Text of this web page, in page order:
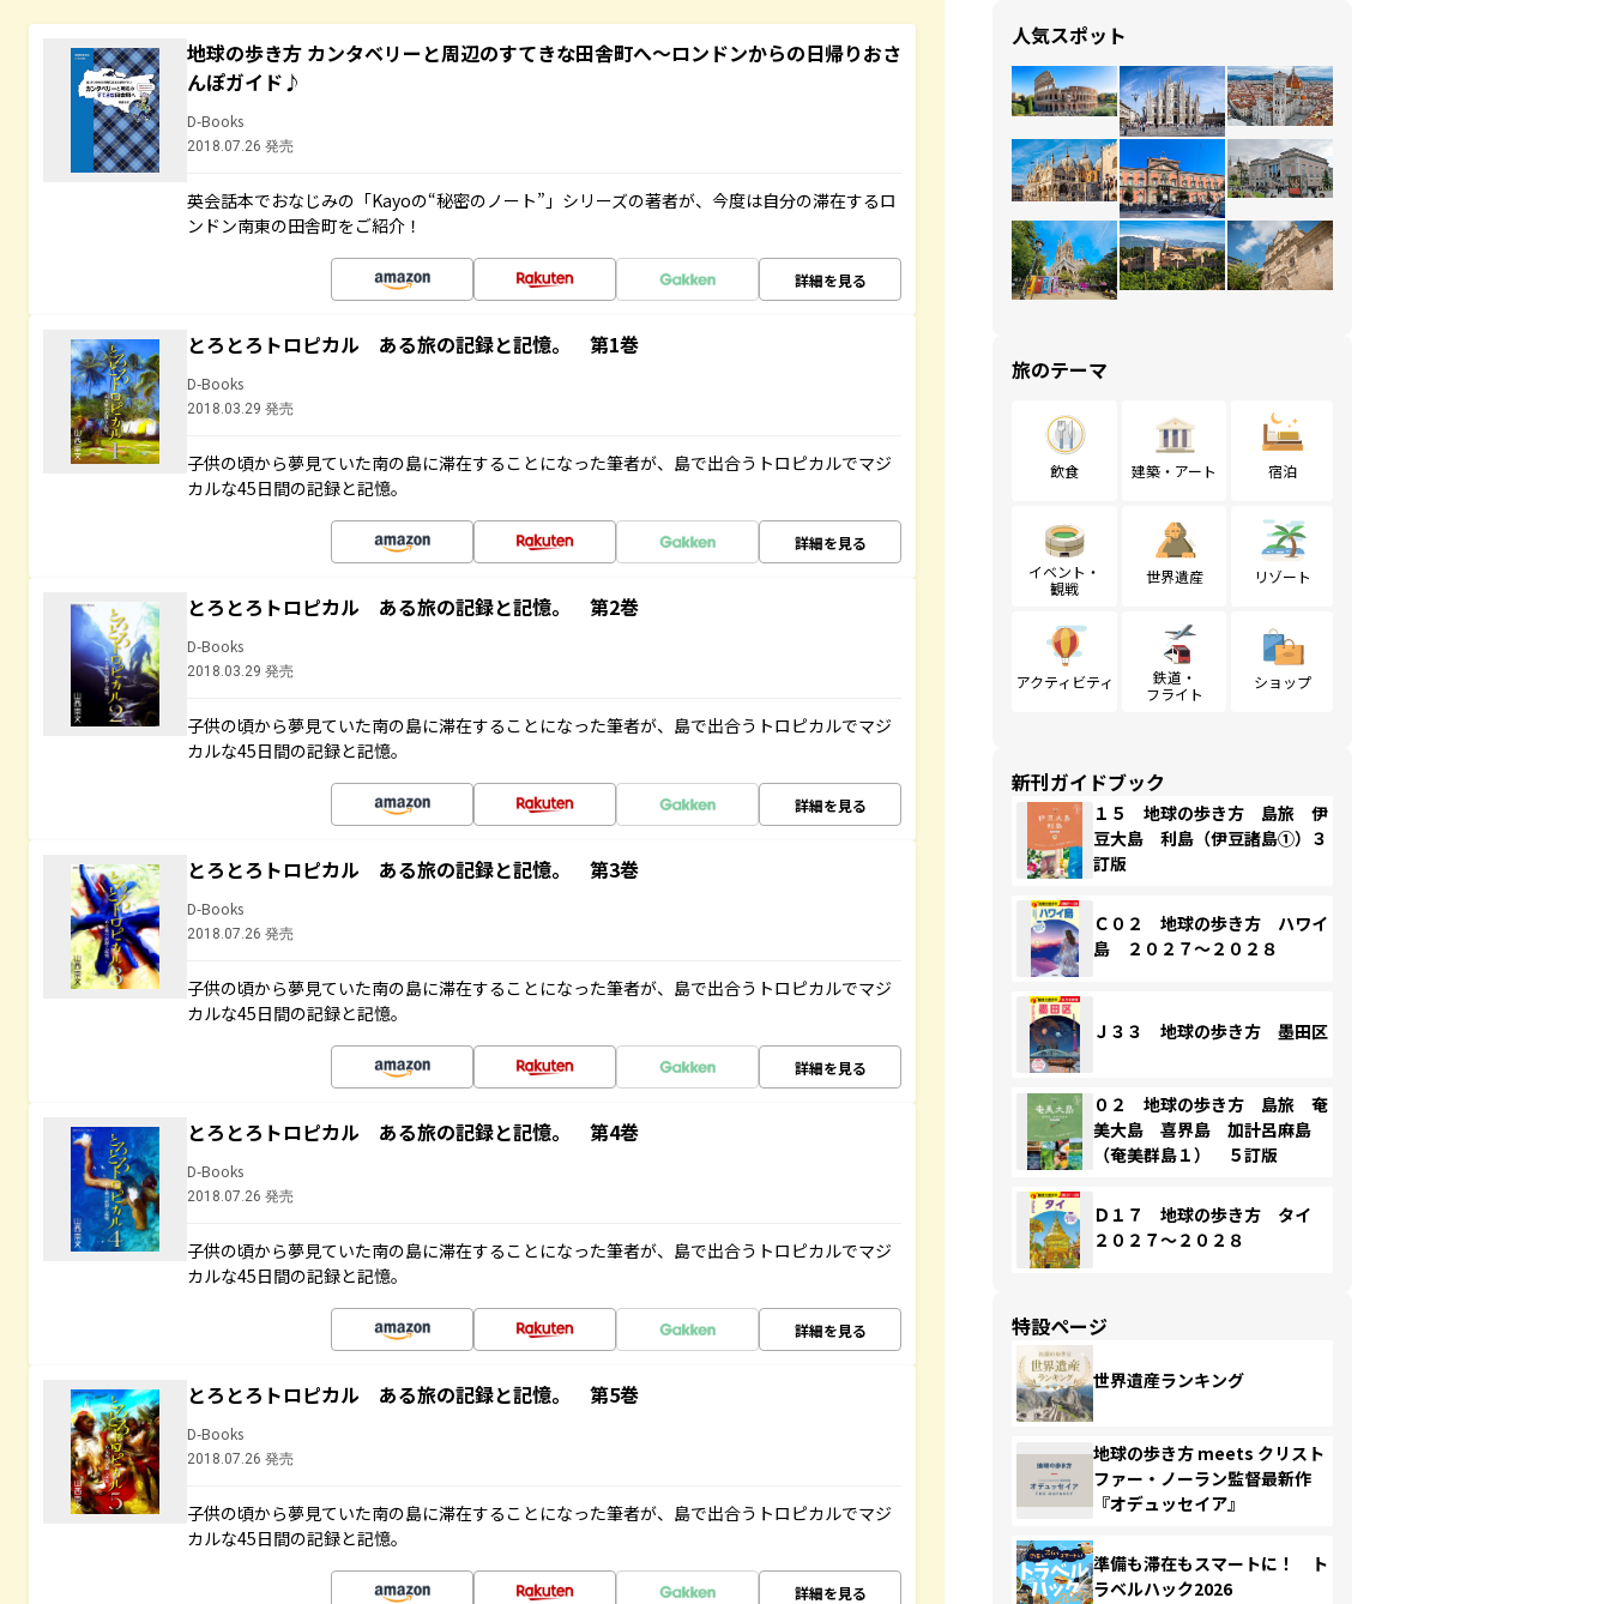
地球の歩き方 カンタベリーと周辺のすてきな田舎町へ～ロンドンからの日帰りおさ
んぽガイド♪
D-Books
2018.07.26 発売
英会話本でおなじみの「Kayoの“秘密のノート”」シリーズの著者が、今度は自分の滞在するロ
ンドン南東の田舎町をご紹介！
詳細を見る
とろとろトロピカル ある旅の記録と記憶。 第1巻
D-Books
2018.03.29 発売
子供の頃から夢見ていた南の島に滞在することになった筆者が、島で出合うトロピカルでマジ
カルな45日間の記録と記憶。
詳細を見る
とろとろトロピカル ある旅の記録と記憶。 第2巻
D-Books
2018.03.29 発売
子供の頃から夢見ていた南の島に滞在することになった筆者が、島で出合うトロピカルでマジ
カルな45日間の記録と記憶。
詳細を見る
とろとろトロピカル ある旅の記録と記憶。 第3巻
D-Books
2018.07.26 発売
子供の頃から夢見ていた南の島に滞在することになった筆者が、島で出合うトロピカルでマジ
カルな45日間の記録と記憶。
詳細を見る
とろとろトロピカル ある旅の記録と記憶。 第4巻
D-Books
2018.07.26 発売
子供の頃から夢見ていた南の島に滞在することになった筆者が、島で出合うトロピカルでマジ
カルな45日間の記録と記憶。
詳細を見る
とろとろトロピカル ある旅の記録と記憶。 第5巻
D-Books
2018.07.26 発売
子供の頃から夢見ていた南の島に滞在することになった筆者が、島で出合うトロピカルでマジ
カルな45日間の記録と記憶。
詳細を見る
人気スポット
旅のテーマ
飲食 建築・アート 宿泊
イベント・
観戦
世界遺産 リゾート
アクティビティ
鉄道・
フライト
ショップ
新刊ガイドブック
１５ 地球の歩き方 島旅 伊
豆大島 利島（伊豆諸島①）３
訂版
Ｃ０２ 地球の歩き方 ハワイ
島 ２０２７～２０２８
Ｊ３３ 地球の歩き方 墨田区
０２ 地球の歩き方 島旅 奄
美大島 喜界島 加計呂麻島
（奄美群島１） ５訂版
Ｄ１７ 地球の歩き方 タイ
２０２７～２０２８
特設ページ
世界遺産ランキング
地球の歩き方 meets クリスト
ファー・ノーラン監督最新作
『オデュッセイア』
準備も滞在もスマートに！ ト
ラベルハック2026